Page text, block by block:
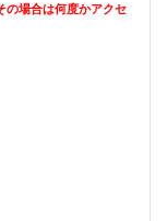
の場合は何度かアクセ